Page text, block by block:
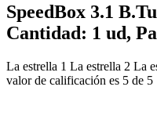
SpeedBox 3.1
Cantidad: 1 ud,
La estrella 1 La estrella 2 La
valor de calificación es 5 de 5